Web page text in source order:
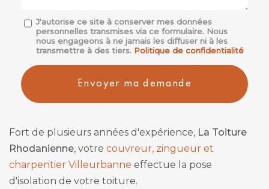
Message
J'autorise ce site à conserver mes données
personnelles transmises via ce formulaire. Nous
nous engageons à ne jamais les diffuser ni à les
transmettre à des tiers. Politique de confidentialité
Acceptation
RGPD
Envoyer ma demande
Fort de plusieurs années d'expérience, La Toiture
Rhodanienne, votre couvreur, zingueur et
charpentier Villeurbanne effectue la pose
d'isolation de votre toiture.